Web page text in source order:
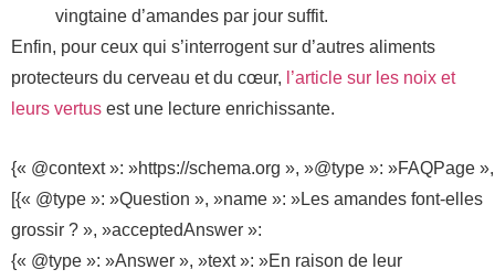
vingtaine d’amandes par jour suffit.
Enfin, pour ceux qui s’interrogent sur d’autres aliments
protecteurs du cerveau et du cœur, l’article sur les noix et
leurs vertus est une lecture enrichissante.
{« @context »: »https://schema.org », »@type »: »FAQPage
[{« @type »: »Question », »name »: »Les amandes font-elles
grossir ? », »acceptedAnswer »:
{« @type »: »Answer », »text »: »En raison de leur